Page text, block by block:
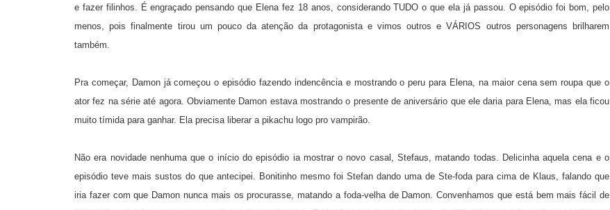
e fazer filinhos. É engraçado pensando que Elena fez 18 anos, considerando TUDO o que ela já passou. O episódio foi bom, pelo
menos, pois finalmente tirou um pouco da atenção da protagonista e vimos outros e VÁRIOS outros personagens brilharem
também.
Pra começar, Damon já começou o episódio fazendo indencência e mostrando o peru para Elena, na maior cena sem roupa que o
ator fez na série até agora. Obviamente Damon estava mostrando o presente de aniversário que ele daria para Elena, mas ela ficou
muito tímida para ganhar. Ela precisa liberar a pikachu logo pro vampirão.
Não era novidade nenhuma que o início do episódio ia mostrar o novo casal, Stefaus, matando todas. Delicinha aquela cena e o
episódio teve mais sustos do que antecipei. Bonitinho mesmo foi Stefan dando uma de Ste-foda para cima de Klaus, falando que
iria fazer com que Damon nunca mais os procurasse, matando a foda-velha de Damon. Convenhamos que está bem mais fácil de